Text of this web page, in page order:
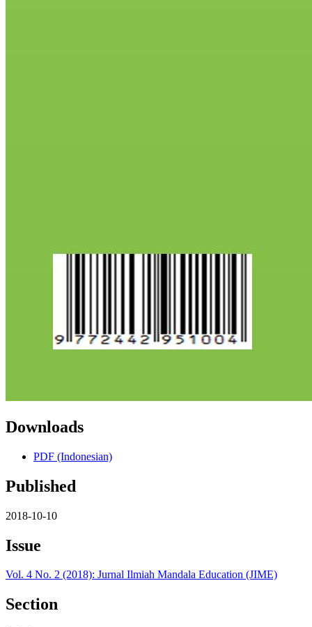
Downloads
PDF (Indonesian)
Published
2018-10-10
Issue
Vol. 4 No. 2 (2018): Jurnal Ilmiah Mandala Education (JIME)
Section